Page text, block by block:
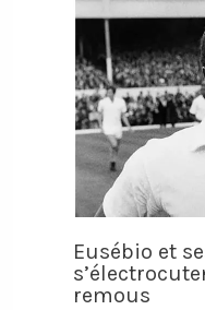
Eusébio et
remous